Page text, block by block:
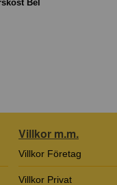
Bel
Villkor m.m.
Villkor Företag
Villkor Privat